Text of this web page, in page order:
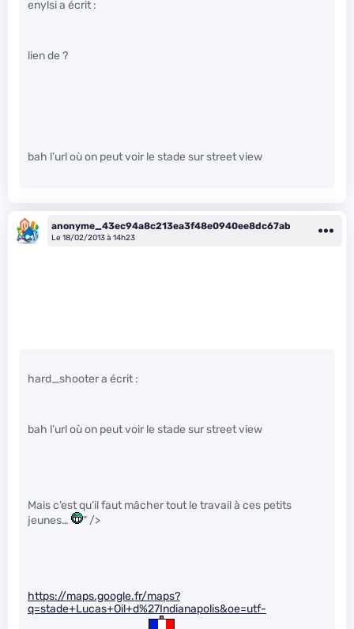
enylsi a écrit :
lien de ?
bah l’url où on peut voir le stade sur street view
anonyme_43ec94a8c213ea3f48e0940ee8dc67ab
Le 18/02/2013 à 14h23
hard_shooter a écrit :
bah l’url où on peut voir le stade sur street view
Mais c’est qu’il faut mâcher tout le travail à ces petits
jeunes…
" />
https://maps.google.fr/maps?
q=stade+Lucas+Oil+d%27Indianapolis&oe=utf-